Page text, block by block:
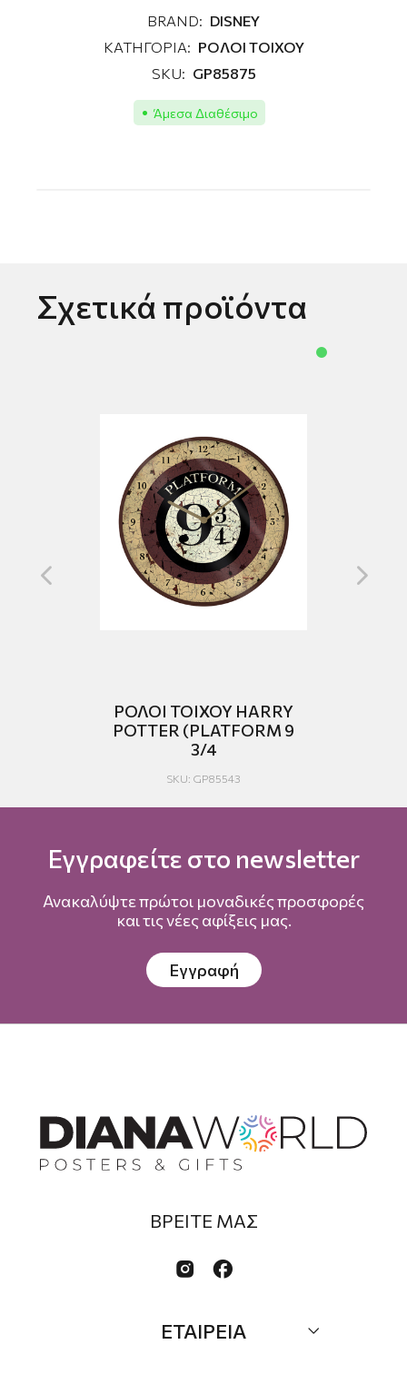
BRAND: DISNEY
ΚΑΤΗΓΟΡΙΑ: ΡΟΛΟΙ ΤΟΙΧΟΥ
SKU: GP85875
Άμεσα Διαθέσιμο
Σχετικά προϊόντα
ΡΟΛΟΙ ΤΟΙΧΟΥ HARRY
POTTER (PLATFORM 9
3/4
SKU: GP85543
Εγγραφείτε στο newsletter
Ανακαλύψτε πρώτοι μοναδικές προσφορές
και τις νέες αφίξεις μας.
Εγγραφή
ΒΡΕΙΤΕ ΜΑΣ
 
ΕΤΑΙΡΕΙΑ